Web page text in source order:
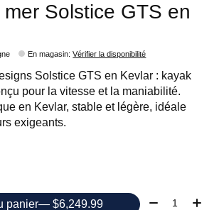
Solstice GTS en
En magasin:Vérifier la disponibilité
Solstice GTS en Kevlar : kayak
pour la vitesse et la maniabilité.
en Kevlar, stable et légère, idéale
exigeants.
panier — $6,249.99 Quantité: